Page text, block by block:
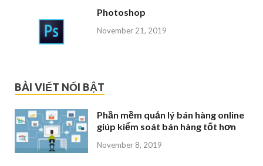
Photoshop
November 21, 2019
BÀI VIẾT NỔI BẬT
Phần mềm quản lý bán hàng online
giúp kiểm soát bán hàng tốt hơn
November 8, 2019